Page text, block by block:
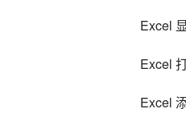
Excel
Excel
Excel